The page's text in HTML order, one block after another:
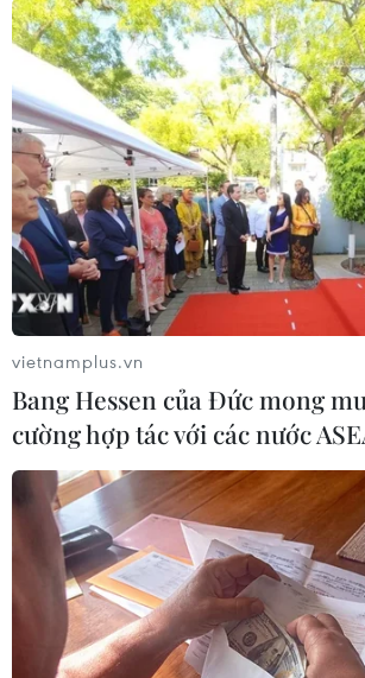
#Bầu cử Mỹ
#Nhà Trắng
Mỹ
Theo dõi VietnamPlus
Bầu cử Mỹ
vietnamplus.vn
Bang Hessen của Đức mong
cường hợp tác với các nước